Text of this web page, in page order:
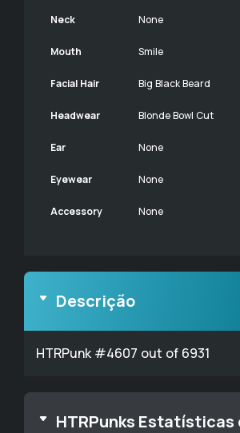
Neck None
Mouth Smile
Facial Hair Big Black Beard
Headwear Blonde Bowl Cut
Ear None
Eyewear None
Accessory None
Descrição
HTRPunk #4607 out of 6931
HTRPunks Estatísticas